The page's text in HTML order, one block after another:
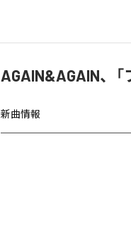
AGAIN&AGAIN、
新曲情報